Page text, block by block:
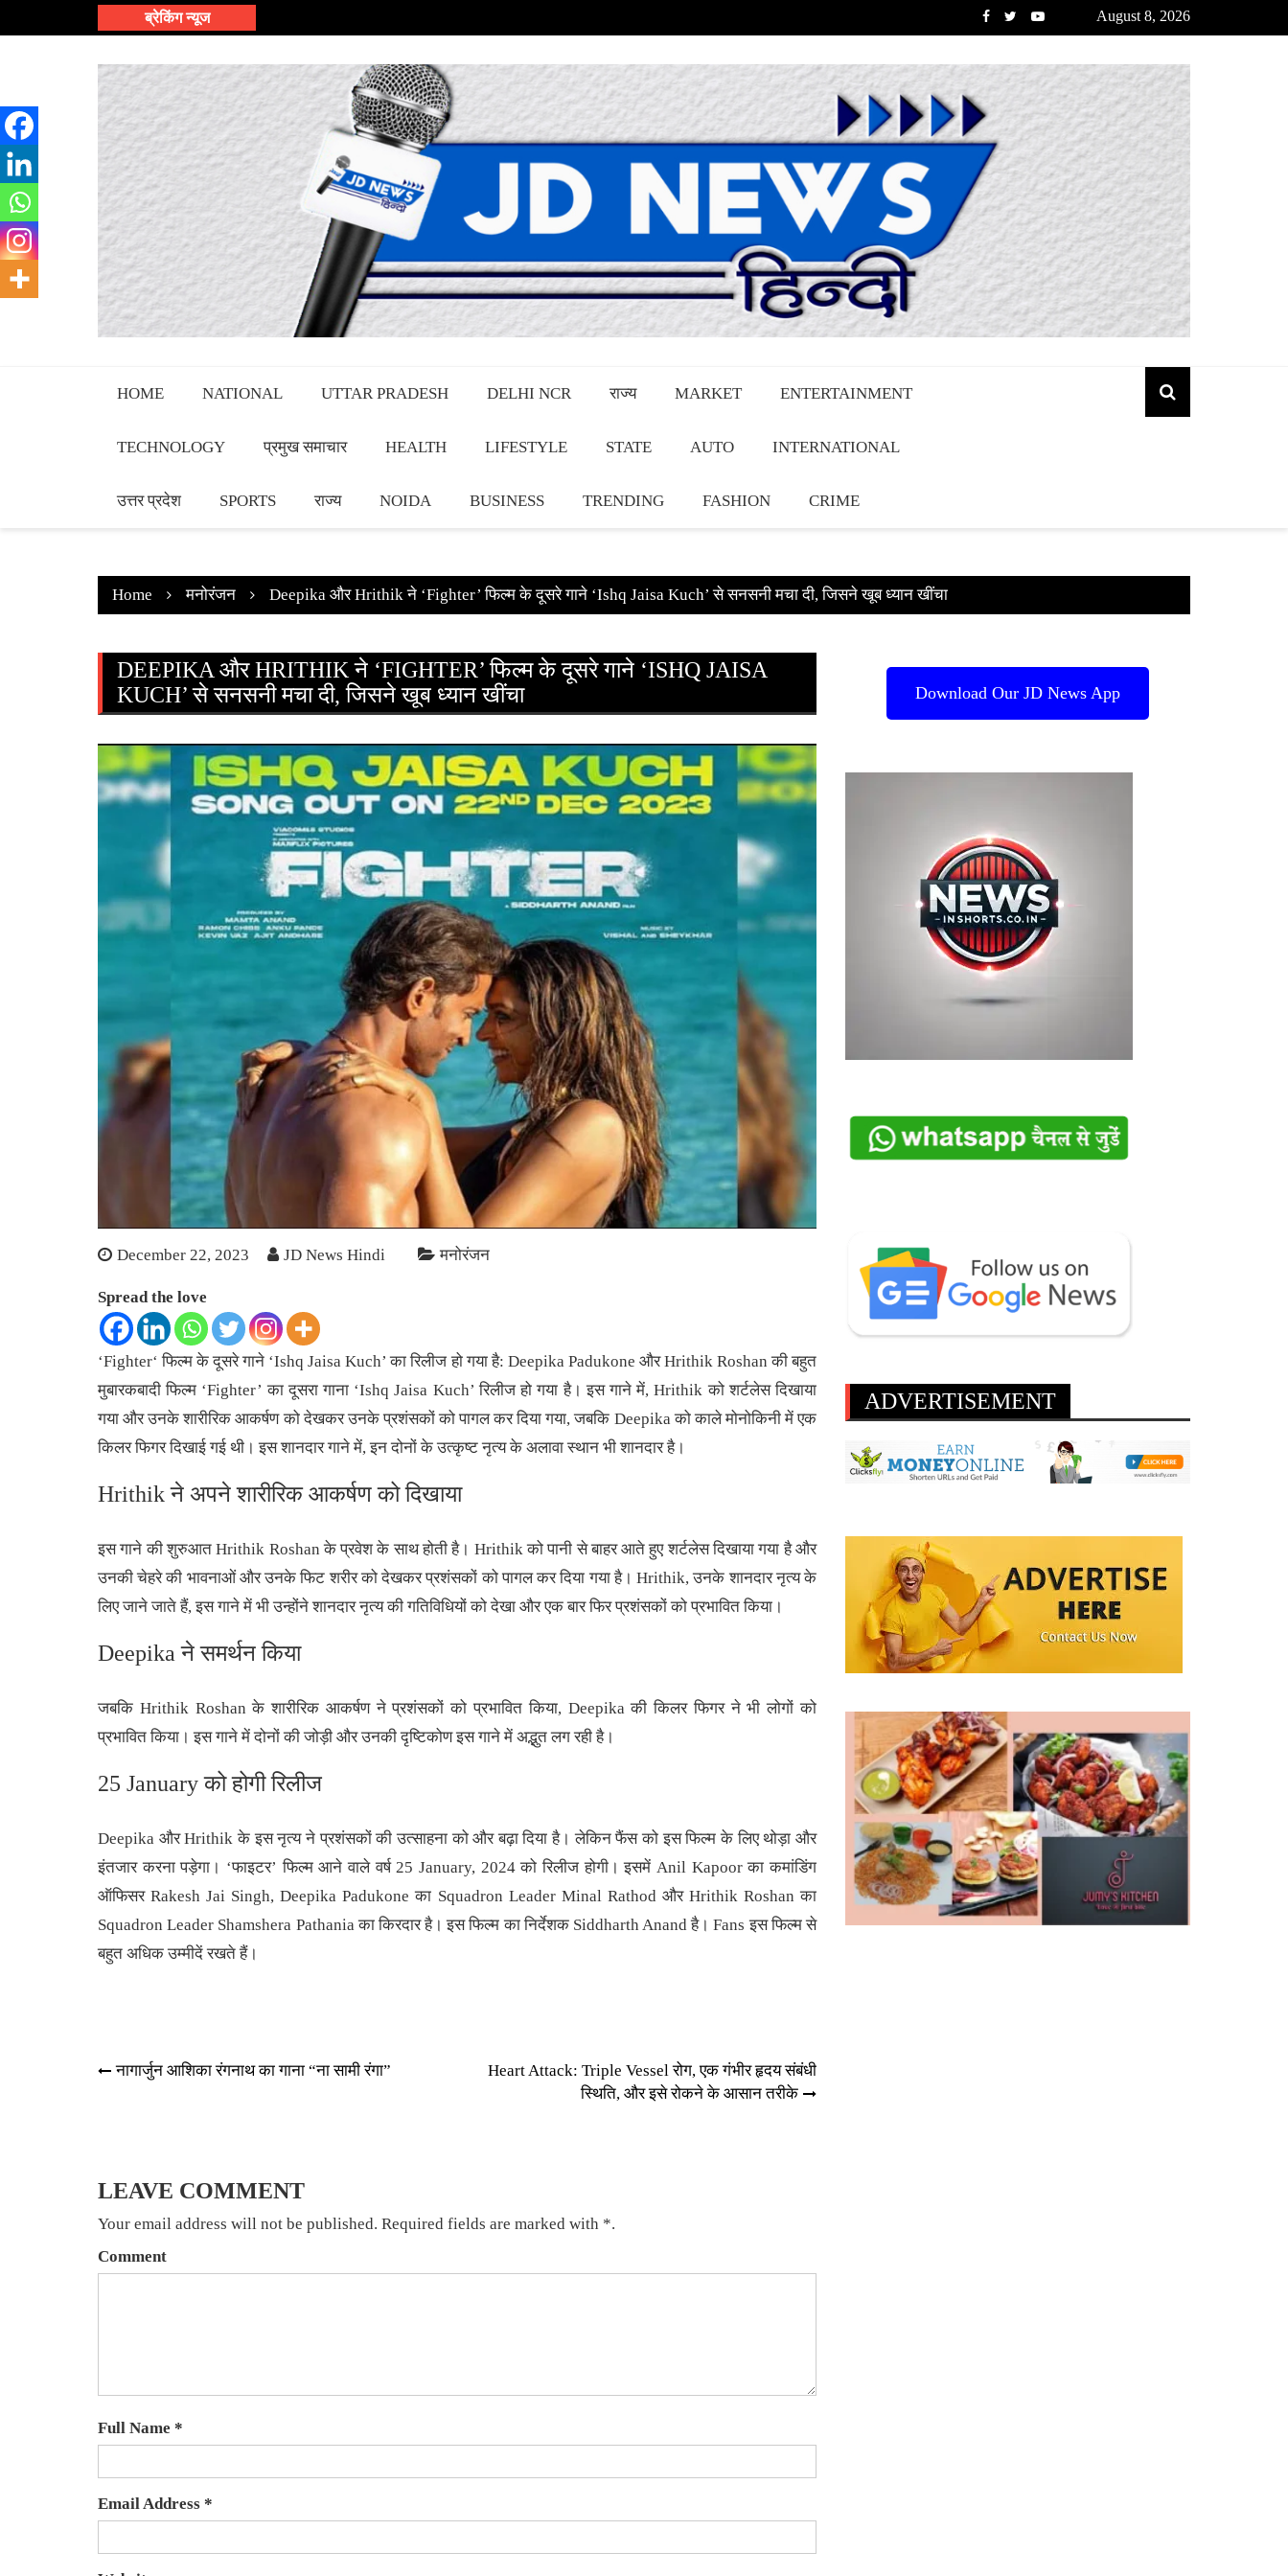
to
ब्रेकिंग न्यूज August 8, 2026
HOME NATIONAL UTTAR PRADESH DELHI NCR राज्य MARKET ENTERTAINMENT
TECHNOLOGY प्रमुख समाचार HEALTH LIFESTYLE STATE AUTO INTERNATIONAL
उत्तर प्रदेश SPORTS राज्य NOIDA BUSINESS TRENDING FASHION CRIME
Home मनोरंजन Deepika और Hrithik ने ‘Fighter’ फिल्म के दूसरे गाने ‘Ishq Jaisa Kuch’ से सनसनी मचा दी, जिसने खूब ध्यान खींचा
DEEPIKA और HRITHIK ने ‘FIGHTER’ फिल्म के दूसरे गाने ‘ISHQ JAISA
KUCH’ से सनसनी मचा दी, जिसने खूब ध्यान खींचा
December 22, 2023 JD News Hindi मनोरंजन
Spread the love
‘Fighter‘ फिल्म के दूसरे गाने ‘Ishq Jaisa Kuch’ का रिलीज हो गया है: Deepika Padukone और Hrithik Roshan की बहुत
मुबारकबादी फिल्म ‘Fighter’ का दूसरा गाना ‘Ishq Jaisa Kuch’ रिलीज हो गया है। इस गाने में, Hrithik को शर्टलेस दिखाया
गया और उनके शारीरिक आकर्षण को देखकर उनके प्रशंसकों को पागल कर दिया गया, जबकि Deepika को काले मोनोकिनी में एक
किलर फिगर दिखाई गई थी। इस शानदार गाने में, इन दोनों के उत्कृष्ट नृत्य के अलावा स्थान भी शानदार है।
Hrithik ने अपने शारीरिक आकर्षण को दिखाया
इस गाने की शुरुआत Hrithik Roshan के प्रवेश के साथ होती है। Hrithik को पानी से बाहर आते हुए शर्टलेस दिखाया गया है और
उनकी चेहरे की भावनाओं और उनके फिट शरीर को देखकर प्रशंसकों को पागल कर दिया गया है। Hrithik, उनके शानदार नृत्य के
लिए जाने जाते हैं, इस गाने में भी उन्होंने शानदार नृत्य की गतिविधियों को देखा और एक बार फिर प्रशंसकों को प्रभावित किया।
Deepika ने समर्थन किया
जबकि Hrithik Roshan के शारीरिक आकर्षण ने प्रशंसकों को प्रभावित किया, Deepika की किलर फिगर ने भी लोगों को
प्रभावित किया। इस गाने में दोनों की जोड़ी और उनकी दृष्टिकोण इस गाने में अद्भुत लग रही है।
25 January को होगी रिलीज
Deepika और Hrithik के इस नृत्य ने प्रशंसकों की उत्साहना को और बढ़ा दिया है। लेकिन फैंस को इस फिल्म के लिए थोड़ा और
इंतजार करना पड़ेगा। ‘फाइटर’ फिल्म आने वाले वर्ष 25 January, 2024 को रिलीज होगी। इसमें Anil Kapoor का कमांडिंग
ऑफिसर Rakesh Jai Singh, Deepika Padukone का Squadron Leader Minal Rathod और Hrithik Roshan का
Squadron Leader Shamshera Pathania का किरदार है। इस फिल्म का निर्देशक Siddharth Anand है।Fans इस फिल्म से
बहुत अधिक उम्मीदें रखते हैं।
Post
नागार्जुन आशिका रंगनाथ का गाना “ना सामी रंगा”
Heart Attack: Triple Vessel रोग, एक गंभीर हृदय संबंधी
स्थिति, और इसे रोकने के आसान तरीके
LEAVE COMMENT
Your email address will not be published. Required fields are marked with *.
Comment
Full Name *
Email Address *
Download Our JD News App
ADVERTISEMENT